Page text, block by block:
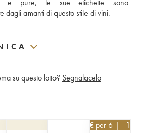
e pure, le sue etichette sono
dagli amanti di questo stile di vini.
su questo lotto? Segnalacelo
€ per 6 | - 10%